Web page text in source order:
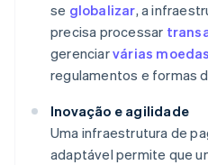
se globalizar, a
precisa processar
gerenciarvárias moedas
regulamentos e formas
Inovação e agilidade
Uma infraestrutura de
adaptável permite que